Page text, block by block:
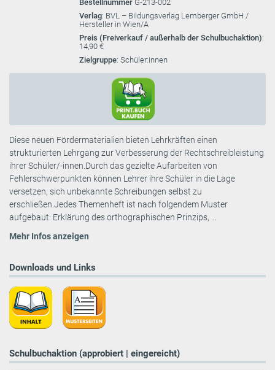
Bestellnummer G-213-002
Verlag: BVL – Bildungsverlag Lemberger GmbH /
Hersteller in Wien/A
Preis (Freiverkauf / außerhalb der Schulbuchaktion):
14,90 €
Zielgruppe: Schüler:innen
Diese neuen Fördermaterialien bieten Lehrkräften einen
strukturierten Lehrgang zur Verbesserung der Rechtschreibleistung
ihrer Schüler/-innen.Durch das gezielte Aufarbeiten von
Fehlerschwerpunkten können Lehrer ihre Schüler in die Lage
versetzen, sich unbekannte Schreibungen selbst zu
erschließen.Jedes Themenheft ist nach folgendem Muster
aufgebaut: Erklärung des orthographischen Prinzips, ...
Mehr Infos anzeigen
Downloads und Links
Schulbuchaktion (approbiert | eingereicht)